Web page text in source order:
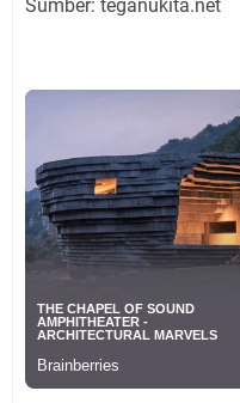
Sumber: teganukita.net